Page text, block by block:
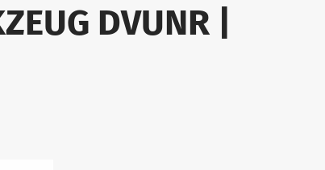
DVUNR |